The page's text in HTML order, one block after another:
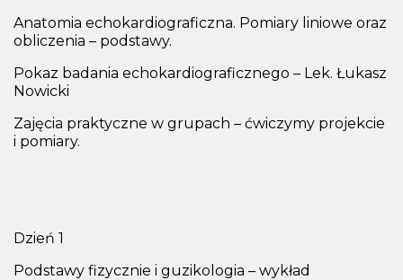
Anatomia echokardiograficzna. Pomiary liniowe oraz
obliczenia – podstawy.
Pokaz badania echokardiograficznego – Lek. Łukasz
Nowicki
Zajęcia praktyczne w grupach – ćwiczymy projekcie
i pomiary.
Dzień 1
Podstawy fizycznie i guzikologia – wykład